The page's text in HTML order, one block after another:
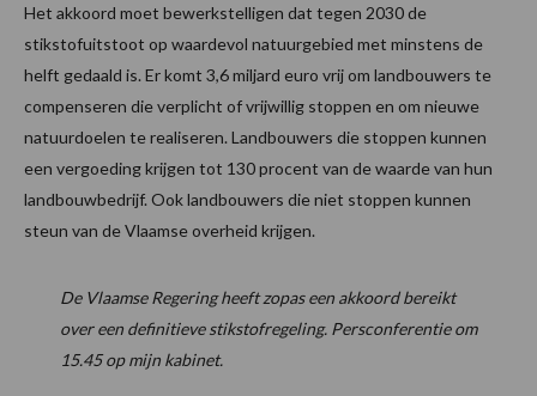
Het akkoord moet bewerkstelligen dat tegen 2030 de
stikstofuitstoot op waardevol natuurgebied met minstens de
helft gedaald is. Er komt 3,6 miljard euro vrij om landbouwers te
compenseren die verplicht of vrijwillig stoppen en om nieuwe
natuurdoelen te realiseren. Landbouwers die stoppen kunnen
een vergoeding krijgen tot 130 procent van de waarde van hun
landbouwbedrijf. Ook landbouwers die niet stoppen kunnen
steun van de Vlaamse overheid krijgen.
De Vlaamse Regering heeft zopas een akkoord bereikt
over een definitieve stikstofregeling. Persconferentie om
15.45 op mijn kabinet.